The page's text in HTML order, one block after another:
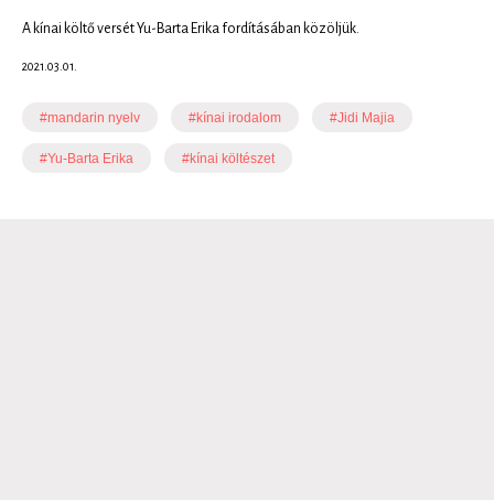
A kínai költő versét Yu-Barta Erika fordításában közöljük.
2021.03.01.
#mandarin nyelv #kínai irodalom #Jidi Majia
#Yu-Barta Erika #kínai költészet